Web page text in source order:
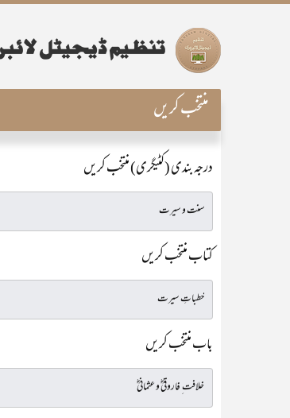
منتخب کریں
درجہ بندی (کٹیگری) منتخب کریں
کتاب منتخب کریں
باب منتخب کریں